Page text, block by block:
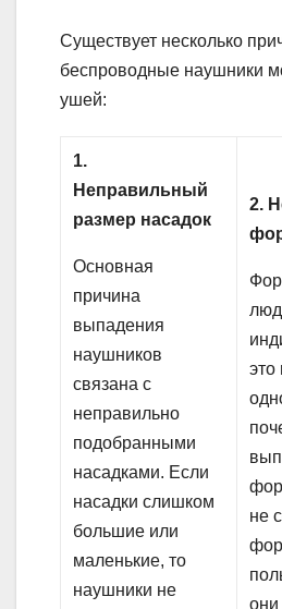
Существует несколько
беспроводные наушники
ушей:
1.
Неправильный
размер насадок
Основная
причина
выпадения
наушников
связана с
неправильно
подобранными
насадками. Если
насадки слишком
большие или
маленькие, то
наушники не
2.
не
они